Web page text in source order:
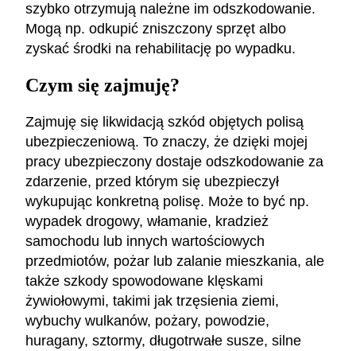
szybko otrzymują należne im odszkodowanie.
Mogą np. odkupić zniszczony sprzęt albo
zyskać środki na rehabilitację po wypadku.
Czym się zajmuję?
Zajmuję się likwidacją szkód objętych polisą
ubezpieczeniową. To znaczy, że dzięki mojej
pracy ubezpieczony dostaje odszkodowanie za
zdarzenie, przed którym się ubezpieczył
wykupując konkretną polisę. Może to być np.
wypadek drogowy, włamanie, kradzież
samochodu lub innych wartościowych
przedmiotów, pożar lub zalanie mieszkania, ale
także szkody spowodowane klęskami
żywiołowymi, takimi jak trzęsienia ziemi,
wybuchy wulkanów, pożary, powodzie,
huragany, sztormy, długotrwałe susze, silne